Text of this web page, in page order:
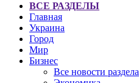
ВСЕ РАЗДЕЛЫ
Главная
Украина
Город
Мир
Бизнес
Все новости раздела